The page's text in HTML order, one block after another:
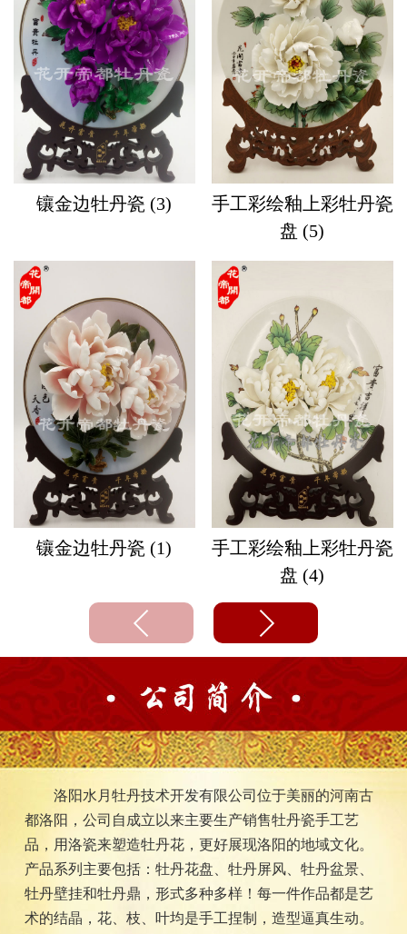
镶金边牡丹瓷 (3)
镶金边牡丹瓷 (1)
手工彩绘釉上彩牡丹瓷
盘 (5)
手工彩绘釉上彩牡丹瓷
盘 (4)
洛阳水月牡丹技术开发有限公司位于美丽的河南古
都洛阳，公司自成立以来主要生产销售牡丹瓷手工艺
品，用洛瓷来塑造牡丹花，更好展现洛阳的地域文化。
产品系列主要包括：牡丹花盘、牡丹屏风、牡丹盆景、
牡丹壁挂和牡丹鼎，形式多种多样！每一件作品都是艺
术的结晶，花、枝、叶均是手工捏制，造型逼真生动。